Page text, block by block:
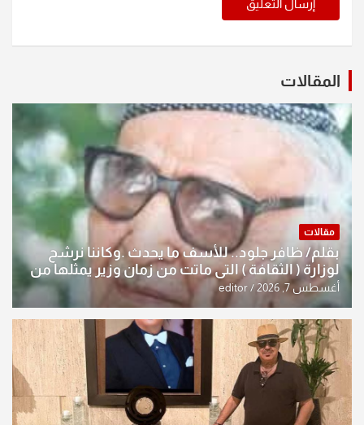
المقالات
مقالات
بقلم/ ظافر جلود.. للأسف ما يحدث .وكاننا نرشح
لوزارة ( الثقافة ) التي ماتت من زمان وزير يمثلها من
النخبة والإرث العظيم للثقافة العراقية..
أغسطس 7, 2026 editor